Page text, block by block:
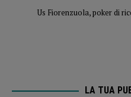
Us Fiorenzuola, poker di
LA TUA